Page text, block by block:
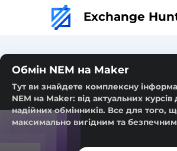
Exchange
Обмін NEM на Maker
Тут ви знайдете комплексну
NEM на Maker: від актуальних
надійних обмінників. Все для того,
максимально вигідним та